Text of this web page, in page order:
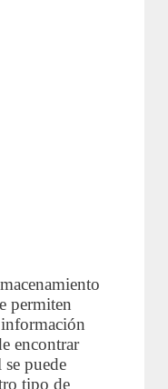
permiten
información
encontrar
puede
tipo de